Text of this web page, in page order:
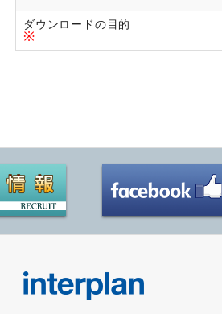
ダウンロードの目的
※